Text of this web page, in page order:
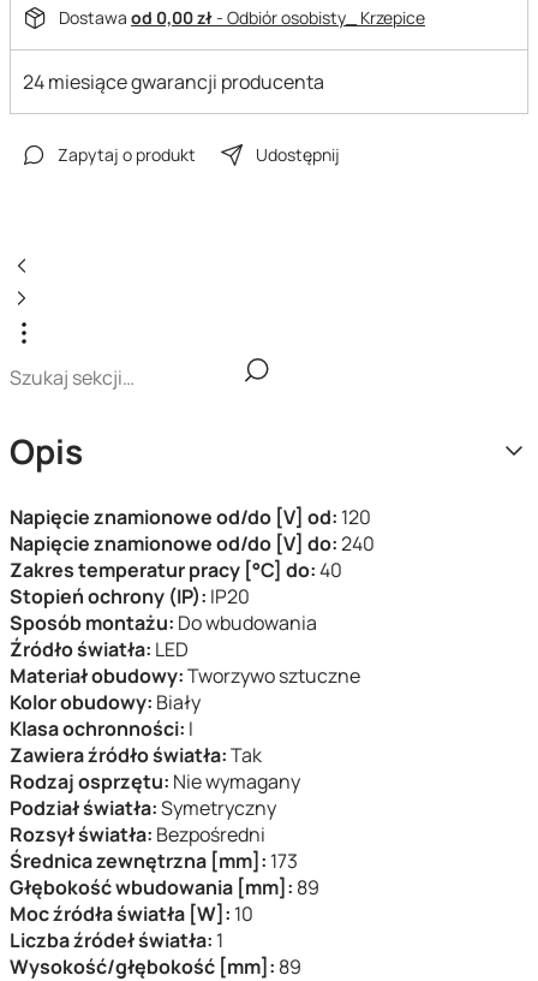
Dostawa od 0,00 zł- Odbiór osobisty_ Krzepice
24 miesiące gwarancji producenta
Zapytaj o produkt Udostępnij
Opis
Napięcie znamionowe od/do [V] od: 120
Napięcie znamionowe od/do [V] do:240
Zakres temperatur pracy [°C] do:40
Stopień ochrony (IP): IP20
Sposób montażu: Do wbudowania
Źródło światła: LED
Materiał obudowy:Tworzywo sztuczne
Kolor obudowy: Biały
Klasa ochronności: I
Zawiera źródło światła:Tak
Rodzaj osprzętu: Nie wymagany
Podział światła:Symetryczny
Rozsył światła: Bezpośredni
Średnica zewnętrzna [mm]: 173
Głębokość wbudowania [mm]: 89
Moc źródła światła [W]: 10
Liczba źródeł światła: 1
Wysokość/głębokość [mm]: 89